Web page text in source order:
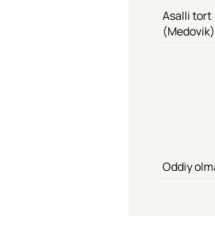
Asalli tort
(Medovik)
Oddiy